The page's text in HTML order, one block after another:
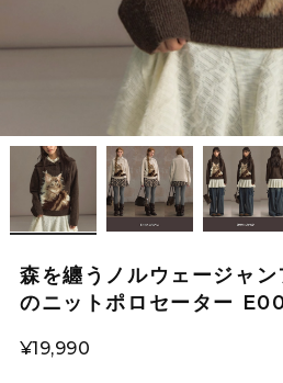
森を纏うノルウェージャ
のニットポロセーター
¥19,990